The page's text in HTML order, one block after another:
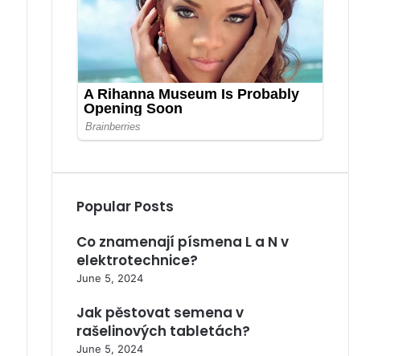
Popular Posts
Co znamenají písmena L a N v
elektrotechnice?
June 5, 2024
Jak pěstovat semena v
rašelinových tabletách?
June 5, 2024